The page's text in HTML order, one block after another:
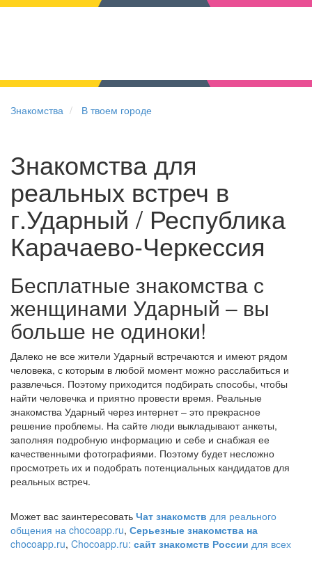
Знакомства В твоем городе
Знакомства для
реальных встреч в
г.Ударный / Республика
Карачаево-Черкессия
Бесплатные знакомства с
женщинами Ударный – вы
больше не одиноки!
Далеко не все жители Ударный встречаются и имеют рядом
человека, с которым в любой момент можно расслабиться и
развлечься. Поэтому приходится подбирать способы, чтобы
найти человечка и приятно провести время. Реальные
знакомства Ударный через интернет – это прекрасное
решение проблемы. На сайте люди выкладывают анкеты,
заполняя подробную информацию и себе и снабжая ее
качественными фотографиями. Поэтому будет несложно
просмотреть их и подобрать потенциальных кандидатов для
реальных встреч.
Может вас заинтересовать Чат знакомств для реального
общения на chocoapp.ru, Серьезные знакомства на
chocoapp.ru, Chocoapp.ru: сайт знакомств России для всех